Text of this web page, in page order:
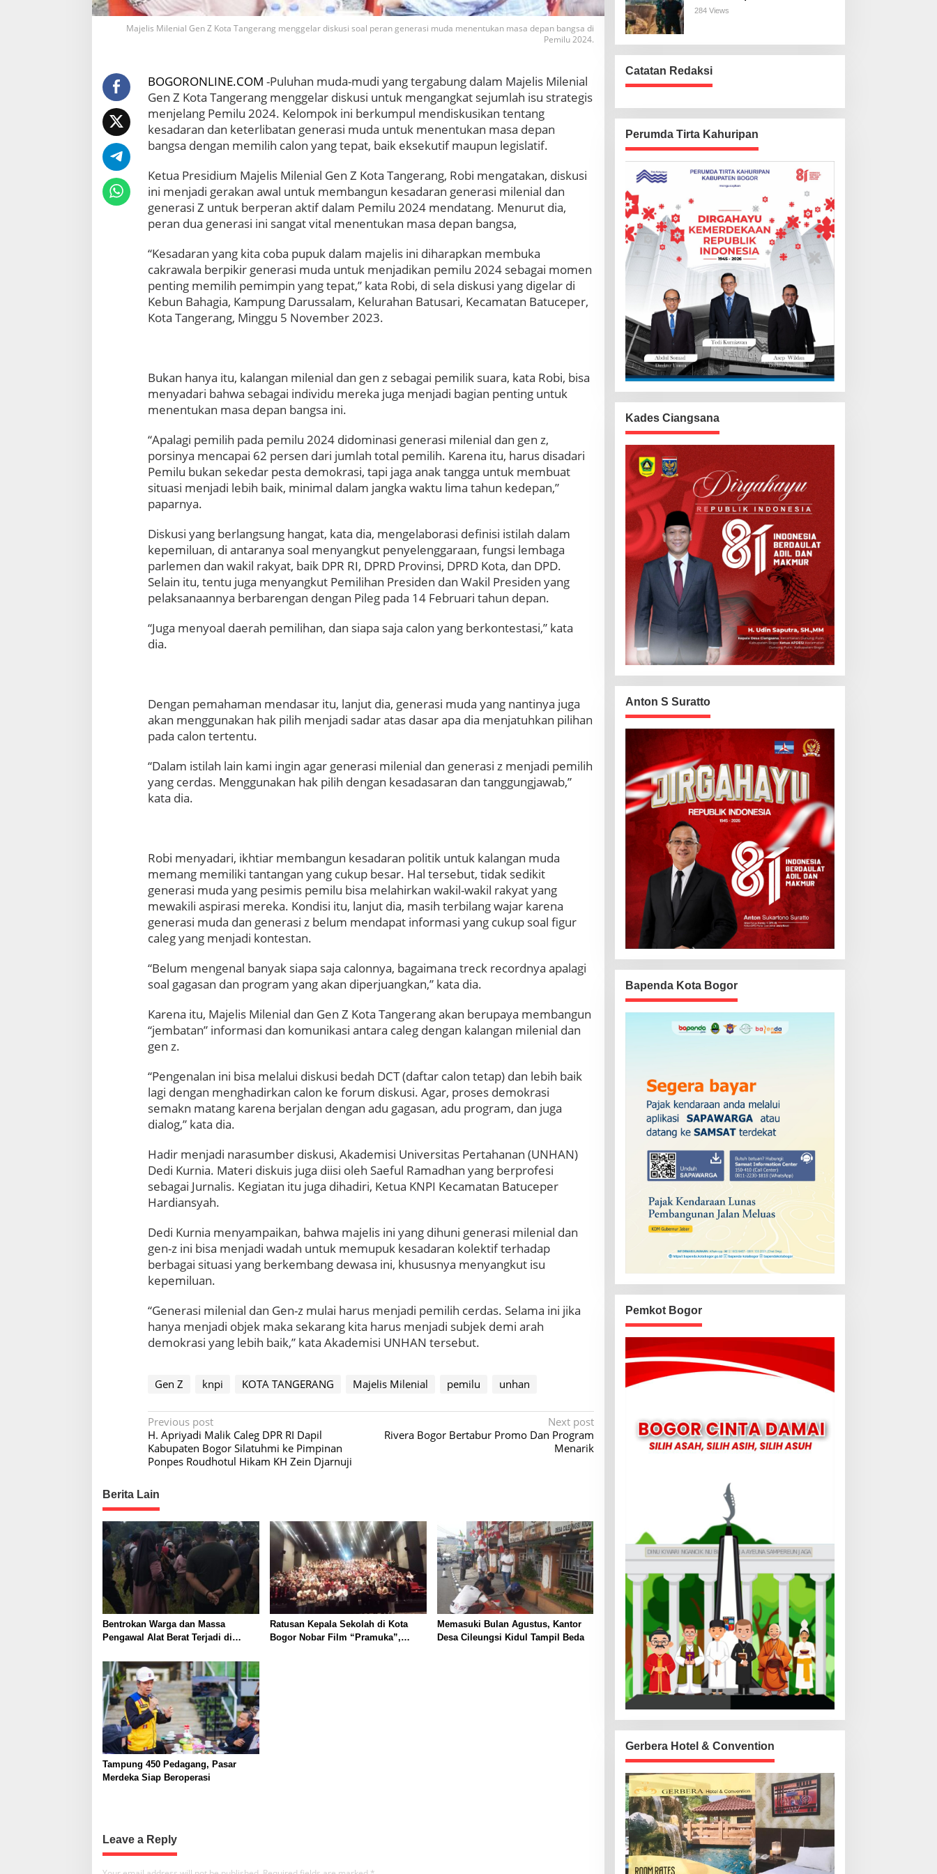
g
a
t
P
e
m
d
a
e
n
i
n
n
y
a
C
e
r
T
n
t
k
a
n
P
i
h
a
P
o
l
t
u
k
a
D
a
n
g
s
a
Majelis Milenial Gen Z Kota Tangerang menggelar diskusi soal peran generasi muda menentukan masa depan bangsa di
Pemilu 2024.
BOGORONLINE.COM -Puluhan muda-mudi yang tergabung dalam Majelis Milenial
Gen Z Kota Tangerang menggelar diskusi untuk mengangkat sejumlah isu strategis
menjelang Pemilu 2024. Kelompok ini berkumpul mendiskusikan tentang
kesadaran dan keterlibatan generasi muda untuk menentukan masa depan
bangsa dengan memilih calon yang tepat, baik eksekutif maupun legislatif.
Ketua Presidium Majelis Milenial Gen Z Kota Tangerang, Robi mengatakan, diskusi
ini menjadi gerakan awal untuk membangun kesadaran generasi milenial dan
generasi Z untuk berperan aktif dalam Pemilu 2024 mendatang. Menurut dia,
peran dua generasi ini sangat vital menentukan masa depan bangsa,
“Kesadaran yang kita coba pupuk dalam majelis ini diharapkan membuka
cakrawala berpikir generasi muda untuk menjadikan pemilu 2024 sebagai momen
penting memilih pemimpin yang tepat,” kata Robi, di sela diskusi yang digelar di
Kebun Bahagia, Kampung Darussalam, Kelurahan Batusari, Kecamatan Batuceper,
Kota Tangerang, Minggu 5 November 2023.
Bukan hanya itu, kalangan milenial dan gen z sebagai pemilik suara, kata Robi, bisa
menyadari bahwa sebagai individu mereka juga menjadi bagian penting untuk
menentukan masa depan bangsa ini.
“Apalagi pemilih pada pemilu 2024 didominasi generasi milenial dan gen z,
porsinya mencapai 62 persen dari jumlah total pemilih. Karena itu, harus disadari
Pemilu bukan sekedar pesta demokrasi, tapi jaga anak tangga untuk membuat
situasi menjadi lebih baik, minimal dalam jangka waktu lima tahun kedepan,”
paparnya.
Diskusi yang berlangsung hangat, kata dia, mengelaborasi definisi istilah dalam
kepemiluan, di antaranya soal menyangkut penyelenggaraan, fungsi lembaga
parlemen dan wakil rakyat, baik DPR RI, DPRD Provinsi, DPRD Kota, dan DPD.
Selain itu, tentu juga menyangkut Pemilihan Presiden dan Wakil Presiden yang
pelaksanaannya berbarengan dengan Pileg pada 14 Februari tahun depan.
“Juga menyoal daerah pemilihan, dan siapa saja calon yang berkontestasi,” kata
dia.
Dengan pemahaman mendasar itu, lanjut dia, generasi muda yang nantinya juga
akan menggunakan hak pilih menjadi sadar atas dasar apa dia menjatuhkan pilihan
pada calon tertentu.
“Dalam istilah lain kami ingin agar generasi milenial dan generasi z menjadi pemilih
yang cerdas. Menggunakan hak pilih dengan kesadasaran dan tanggungjawab,”
kata dia.
Robi menyadari, ikhtiar membangun kesadaran politik untuk kalangan muda
memang memiliki tantangan yang cukup besar. Hal tersebut, tidak sedikit
generasi muda yang pesimis pemilu bisa melahirkan wakil-wakil rakyat yang
mewakili aspirasi mereka. Kondisi itu, lanjut dia, masih terbilang wajar karena
generasi muda dan generasi z belum mendapat informasi yang cukup soal figur
caleg yang menjadi kontestan.
“Belum mengenal banyak siapa saja calonnya, bagaimana treck recordnya apalagi
soal gagasan dan program yang akan diperjuangkan,” kata dia.
Karena itu, Majelis Milenial dan Gen Z Kota Tangerang akan berupaya membangun
“jembatan” informasi dan komunikasi antara caleg dengan kalangan milenial dan
gen z.
“Pengenalan ini bisa melalui diskusi bedah DCT (daftar calon tetap) dan lebih baik
lagi dengan menghadirkan calon ke forum diskusi. Agar, proses demokrasi
semakn matang karena berjalan dengan adu gagasan, adu program, dan juga
dialog,” kata dia.
Hadir menjadi narasumber diskusi, Akademisi Universitas Pertahanan (UNHAN)
Dedi Kurnia. Materi diskuis juga diisi oleh Saeful Ramadhan yang berprofesi
sebagai Jurnalis. Kegiatan itu juga dihadiri, Ketua KNPI Kecamatan Batuceper
Hardiansyah.
Dedi Kurnia menyampaikan, bahwa majelis ini yang dihuni generasi milenial dan
gen-z ini bisa menjadi wadah untuk memupuk kesadaran kolektif terhadap
berbagai situasi yang berkembang dewasa ini, khususnya menyangkut isu
kepemiluan.
“Generasi milenial dan Gen-z mulai harus menjadi pemilih cerdas. Selama ini jika
hanya menjadi objek maka sekarang kita harus menjadi subjek demi arah
demokrasi yang lebih baik,” kata Akademisi UNHAN tersebut.
Gen Z knpi KOTA TANGERANG Majelis Milenial pemilu unhan
P
o
s
n
a
v
i
g
a
t
i
o
n
Previous post
H. Apriyadi Malik Caleg DPR RI Dapil
Kabupaten Bogor Silatuhmi ke Pimpinan
Ponpes Roudhotul Hikam KH Zein Djarnuji
Next post
Rivera Bogor Bertabur Promo Dan Program
Menarik
Berita Lain
Bentrokan Warga dan Massa
Pengawal Alat Berat Terjadi di
Ratusan Kepala Sekolah di Kota
Bogor Nobar Film “Pramuka”,
Memasuki Bulan Agustus, Kantor
Desa Cileungsi Kidul Tampil Beda
Tampung 450 Pedagang, Pasar
Merdeka Siap Beroperasi
Leave a Reply
Harus Beres
284 Views
Catatan Redaksi
Perumda Tirta Kahuripan
Kades Ciangsana
Anton S Suratto
Bapenda Kota Bogor
Pemkot Bogor
Gerbera Hotel & Convention